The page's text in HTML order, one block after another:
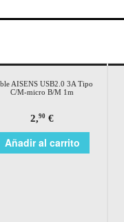
AISENS USB2.0 3A Tipo
C/M-micro B/M 1m
2,90 €
Añadir al carrito